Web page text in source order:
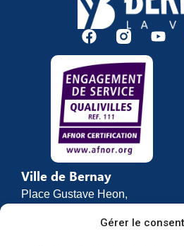
Gérer le
Ville de Bernay
Place Gustave Heon,
27307 BERNAY